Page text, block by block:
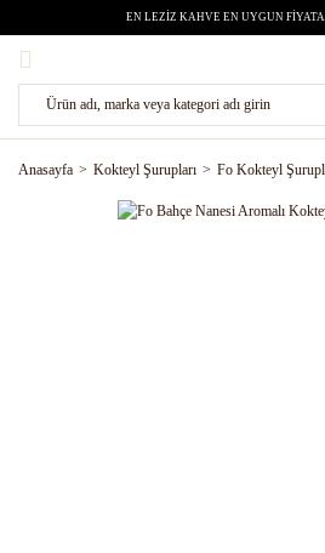
EN LEZİZ KAHVE EN UYGUN
Anasayfa Kokteyl Şurupları Fo Kokteyl